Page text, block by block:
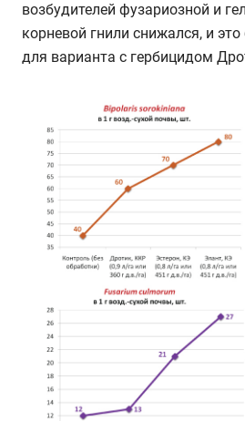
возбудителей фузариозной и
корневой гнили снижался, и
для варианта с гербицидом